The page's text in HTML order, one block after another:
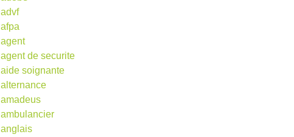
advf
afpa
agent
agent de securite
aide soignante
alternance
amadeus
ambulancier
anglais